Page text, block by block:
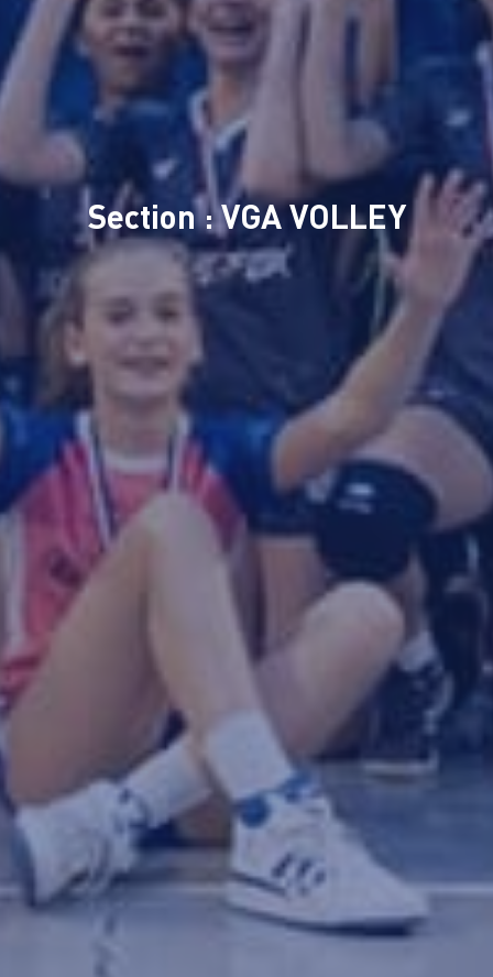
Section : VGA VOLLEY